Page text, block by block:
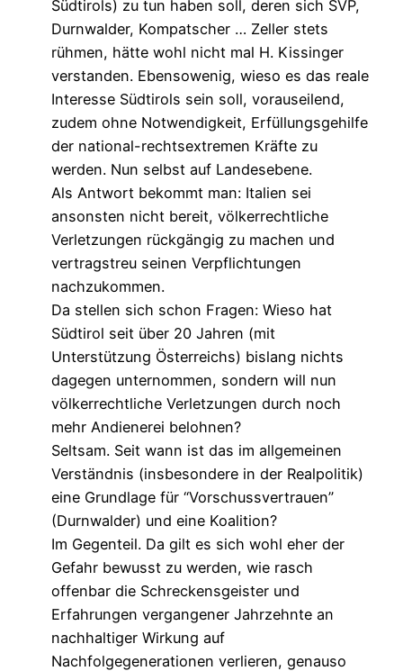
Südtirols) zu tun haben soll, deren sich SVP,
Durnwalder, Kompatscher … Zeller stets
rühmen, hätte wohl nicht mal H. Kissinger
verstanden. Ebensowenig, wieso es das reale
Interesse Südtirols sein soll, vorauseilend,
zudem ohne Notwendigkeit, Erfüllungsgehilfe
der national-rechtsextremen Kräfte zu
werden. Nun selbst auf Landesebene.
Als Antwort bekommt man: Italien sei
ansonsten nicht bereit, völkerrechtliche
Verletzungen rückgängig zu machen und
vertragstreu seinen Verpflichtungen
nachzukommen.
Da stellen sich schon Fragen: Wieso hat
Südtirol seit über 20 Jahren (mit
Unterstützung Österreichs) bislang nichts
dagegen unternommen, sondern will nun
völkerrechtliche Verletzungen durch noch
mehr Andienerei belohnen?
Seltsam. Seit wann ist das im allgemeinen
Verständnis (insbesondere in der Realpolitik)
eine Grundlage für “Vorschussvertrauen”
(Durnwalder) und eine Koalition?
Im Gegenteil. Da gilt es sich wohl eher der
Gefahr bewusst zu werden, wie rasch
offenbar die Schreckensgeister und
Erfahrungen vergangener Jahrzehnte an
nachhaltiger Wirkung auf
Nachfolgegenerationen verlieren, genauso